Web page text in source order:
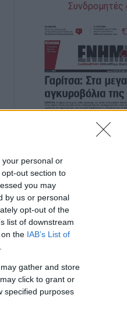
personal or
out section to
you may
by us or personal
opt-out of the
list of downstream
the IAB’s List of
gather and store
click to grant or
specified purposes